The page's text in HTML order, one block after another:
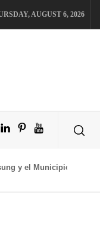
AUGUST 6, 2026
LinkedInPinterestYouTube
y el Municipio de